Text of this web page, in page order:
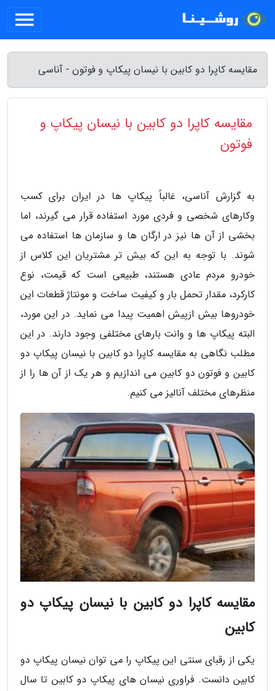
مقایسه کاپرا دو کابین با نیسان پیکاپ و فوتون - آناسی
مقایسه کاپرا دو کابین با نیسان پیکاپ و
فوتون
به گزارش آناسی، غالباً پیکاپ ها در ایران برای کسب
وکارهای شخصی و فردی مورد استفاده قرار می گیرند، اما
بخشی از آن ها نیز در ارگان ها و سازمان ها استفاده می
شوند. با توجه به این که بیش تر مشتریان این کلاس از
خودرو مردم عادی هستند، طبیعی است که قیمت، نوع
کارکرد، مقدار تحمل بار و کیفیت ساخت و مونتاژ قطعات این
خودروها بیش ازپیش اهمیت پیدا می نماید. در این مورد،
البته پیکاپ ها و وانت بارهای مختلفی وجود دارند. در این
مطلب نگاهی به مقایسه کاپرا دو کابین با نیسان پیکاپ دو
کابین و فوتون دو کابین می اندازیم و هر یک از آن ها را از
منظرهای مختلف آنالیز می کنیم.
مقایسه کاپرا دو کابین با نیسان پیکاپ دو
کابین
یکی از رقبای سنتی این پیکاپ را می توان نیسان پیکاپ دو
کابین دانست. فراوری نیسان های پیکاپ دو کابین تا سال